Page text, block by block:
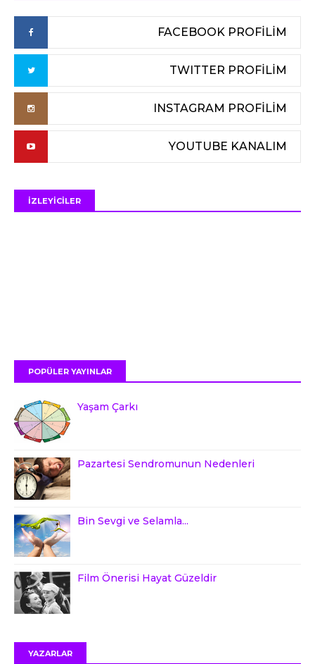
FACEBOOK PROFİLİM
TWITTER PROFİLİM
INSTAGRAM PROFİLİM
YOUTUBE KANALIM
İZLEYİCİLER
POPÜLER YAYINLAR
Yaşam Çarkı
Pazartesi Sendromunun Nedenleri
Bin Sevgi ve Selamla...
Film Önerisi Hayat Güzeldir
YAZARLAR